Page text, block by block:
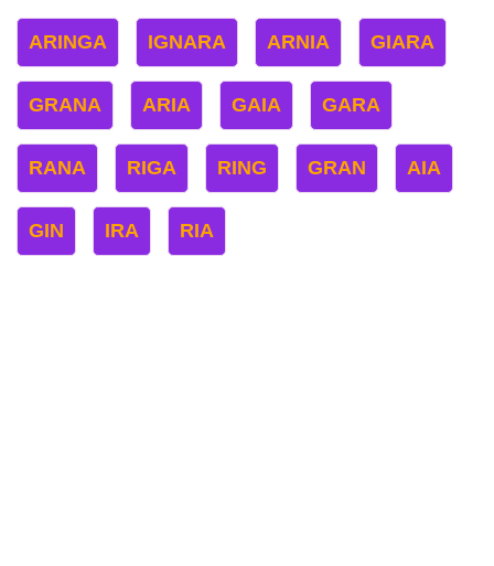
ARINGA IGNARA ARNIA GIARA
GRANA ARIA GAIA GARA
RANA RIGA RING GRAN AIA
GIN IRA RIA